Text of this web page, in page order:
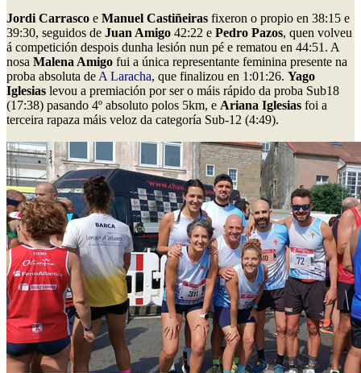
Jordi Carrasco e Manuel Castiñeiras fixeron o propio en 38:15 e
39:30, seguidos de Juan Amigo 42:22 e Pedro Pazos, quen volveu
á competición despois dunha lesión nun pé e rematou en 44:51. A
nosa Malena Amigo fui a única representante feminina presente na
proba absoluta de A Laracha, que finalizou en 1:01:26. Yago
Iglesias levou a premiación por ser o máis rápido da proba Sub18
(17:38) pasando 4º absoluto polos 5km, e Ariana Iglesias foi a
terceira rapaza máis veloz da categoría Sub-12 (4:49).